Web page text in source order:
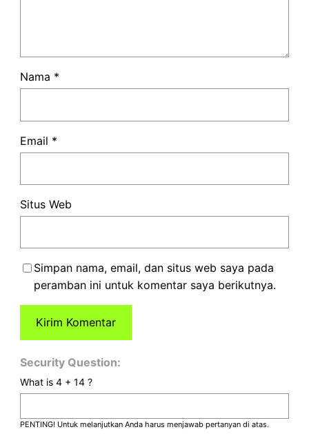
Nama *
Email *
Situs Web
Simpan nama, email, dan situs web saya pada
peramban ini untuk komentar saya berikutnya.
Security Question:
What is 4 + 14 ?
PENTING! Untuk melanjutkan Anda harus menjawab pertanyan di atas.